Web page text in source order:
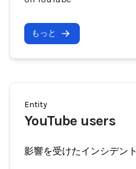
もっと
Entity
YouTube users
影響を受けたインシデント